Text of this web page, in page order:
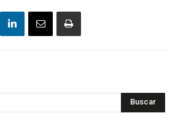
Buscar